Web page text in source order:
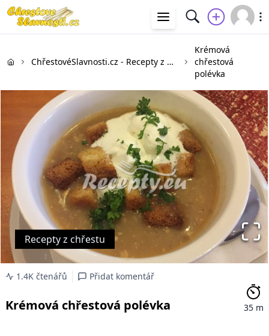
ChřestovéSlavnosti.cz - Recepty z bílého a zeleného chřestu
Krémová
chřestová
polévka
Recepty z chřestu
1.4K čtenářů Přidat komentář
Krémová chřestová polévka 35 m